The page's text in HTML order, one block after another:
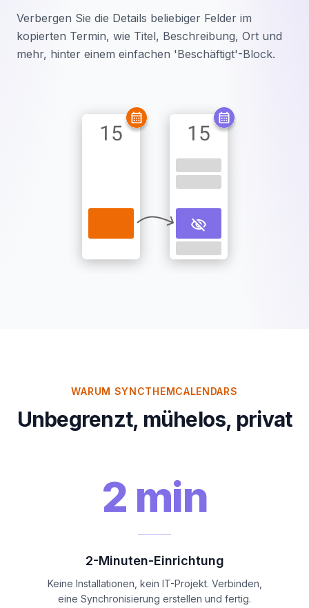
Verbergen Sie die Details beliebiger Felder im
kopierten Termin, wie Titel, Beschreibung, Ort und
mehr, hinter einem einfachen 'Beschäftigt'-Block.
WARUM SYNCTHEMCALENDARS
Unbegrenzt, mühelos, privat
2 min
2-Minuten-Einrichtung
Keine Installationen, kein IT-Projekt. Verbinden,
eine Synchronisierung erstellen und fertig.